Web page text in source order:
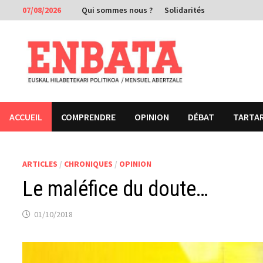
Passer
au
contenu
07/08/2026 Qui sommes nous ? Solidarités
ACCUEIL COMPRENDRE OPINION DÉBAT
ARTICLES / CHRONIQUES / OPINION
Le maléfice du doute…
01/10/2018